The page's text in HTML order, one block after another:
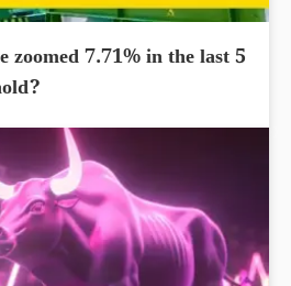
zoomed 7.71% in the last 5